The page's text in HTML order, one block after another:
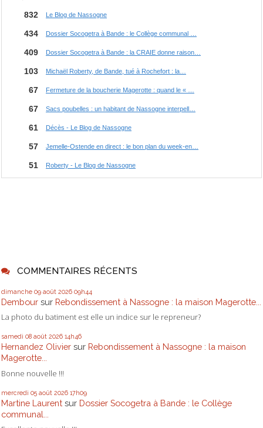
COMMENTAIRES RÉCENTS
dimanche 09 août 2026 09h44
Dembour sur Rebondissement à Nassogne : la maison Magerotte...
La photo du batiment est elle un indice sur le repreneur?
samedi 08 août 2026 14h46
Hernandez Olivier sur Rebondissement à Nassogne : la maison
Magerotte...
Bonne nouvelle !!!
mercredi 05 août 2026 17h09
Martine Laurent sur Dossier Socogetra à Bande : le Collège
communal...